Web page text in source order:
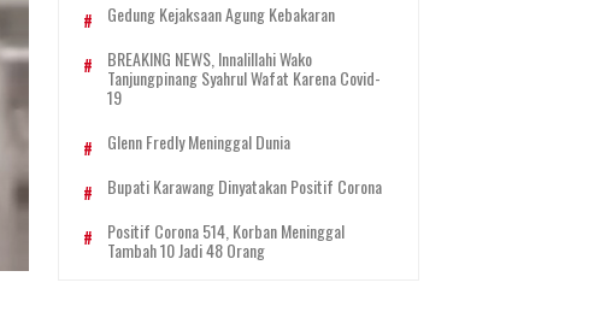
Gedung Kejaksaan Agung Kebakaran
BREAKING NEWS, Innalillahi Wako
Tanjungpinang Syahrul Wafat Karena Covid-
19
Glenn Fredly Meninggal Dunia
Bupati Karawang Dinyatakan Positif Corona
Positif Corona 514, Korban Meninggal
Tambah 10 Jadi 48 Orang